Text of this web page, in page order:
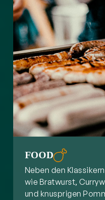
FOOD
Neben den
wie Bratwurst,
und knusprigen